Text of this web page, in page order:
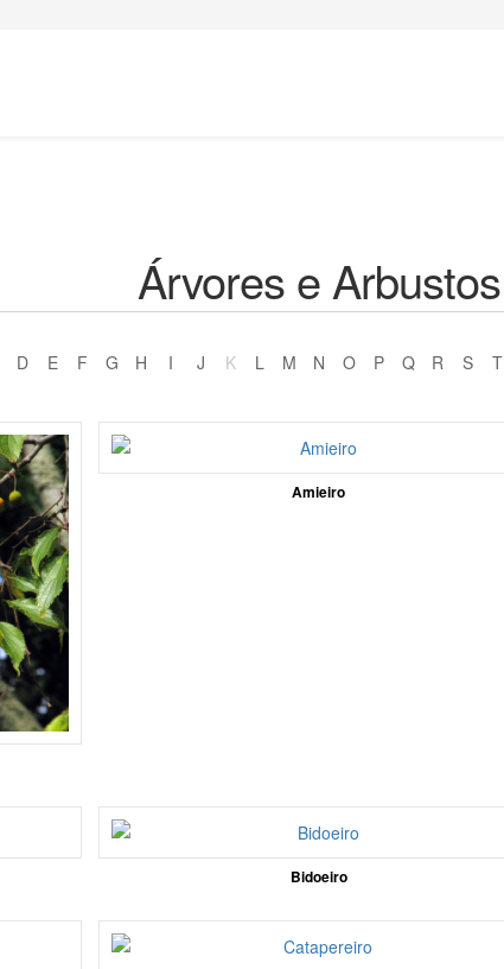
Árvores e Arbustos
D E F G H I J K L M N O P Q R S T
Amieiro
Bidoeiro